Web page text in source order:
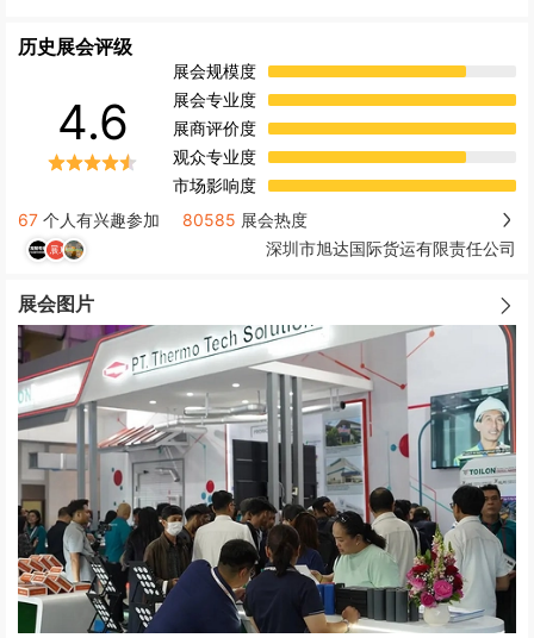
历史展会评级
4.6
展会规模度
展会专业度
展商评价度
观众专业度
市场影响度
67 个人有兴趣参加 80585 展会热度
深圳市旭达国际货运有限责任公司
展会图片